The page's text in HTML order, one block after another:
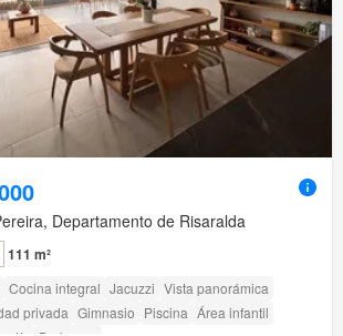
Departamento de Risaralda
111 m²
Cocina integral Jacuzzi Vista panorámica
privada Gimnasio Piscina Área infantil